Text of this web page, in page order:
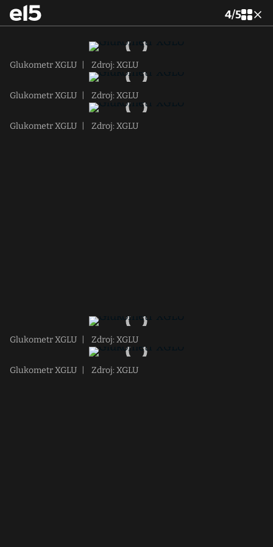
4/5
Glukometr XGLU Zdroj: XGLU
Glukometr XGLU Zdroj: XGLU
Glukometr XGLU Zdroj: XGLU
Glukometr XGLU Zdroj: XGLU
Glukometr XGLU Zdroj: XGLU